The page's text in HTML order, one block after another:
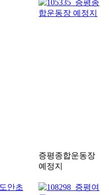
증평종합운동장
예정지